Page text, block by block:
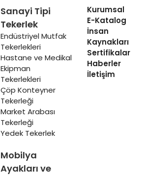
Sanayi Tipi
Tekerlek
Endüstriyel Mutfak
Tekerlekleri
Hastane ve Medikal
Ekipman
Tekerlekleri
Çöp Konteyner
Tekerleği
Market Arabası
Tekerleği
Yedek Tekerlek
Mobilya
Ayakları ve
Kurumsal
E-Katalog
İnsan
Kaynakları
Sertifikalar
Haberler
İletişim